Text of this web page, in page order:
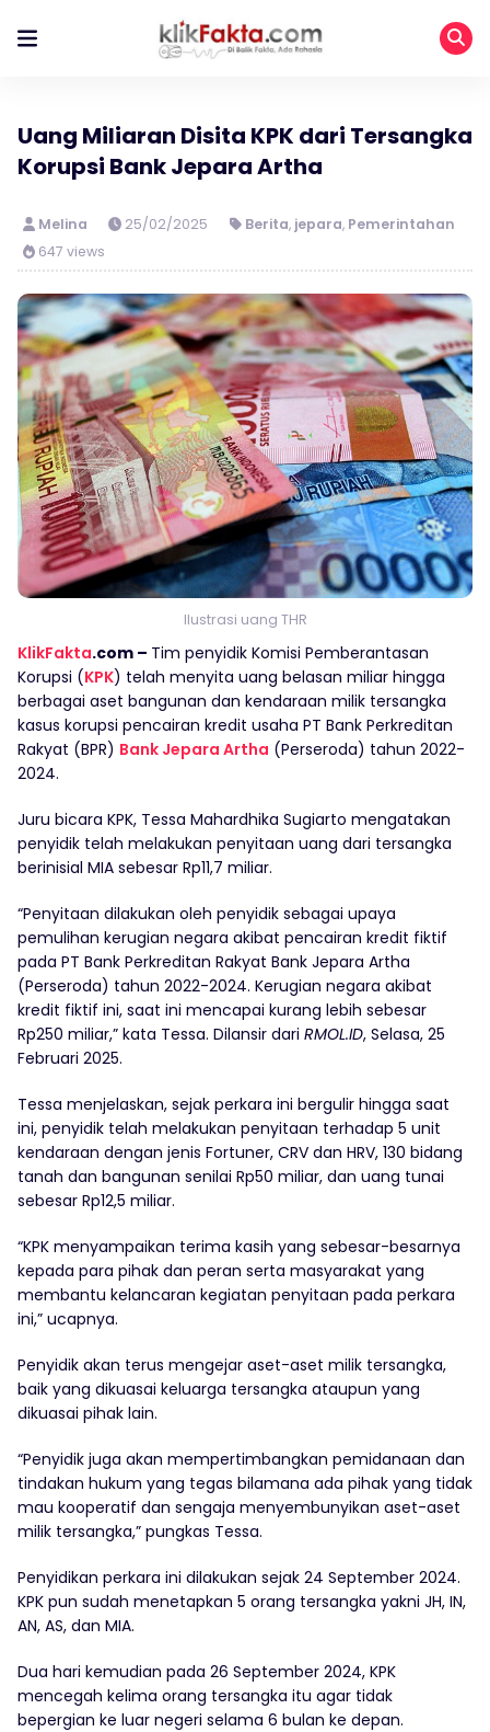
Uang Miliaran Disita KPK dari Tersangka
Korupsi Bank Jepara Artha
Melina 25/02/2025 Berita, jepara, Pemerintahan
647 views
Ilustrasi uang THR
KlikFakta.com – Tim penyidik Komisi Pemberantasan
Korupsi (KPK) telah menyita uang belasan miliar hingga
berbagai aset bangunan dan kendaraan milik tersangka
kasus korupsi pencairan kredit usaha PT Bank Perkreditan
Rakyat (BPR) Bank Jepara Artha (Perseroda) tahun 2022-
2024.
Juru bicara KPK, Tessa Mahardhika Sugiarto mengatakan
penyidik telah melakukan penyitaan uang dari tersangka
berinisial MIA sebesar Rp11,7 miliar.
“Penyitaan dilakukan oleh penyidik sebagai upaya
pemulihan kerugian negara akibat pencairan kredit fiktif
pada PT Bank Perkreditan Rakyat Bank Jepara Artha
(Perseroda) tahun 2022-2024. Kerugian negara akibat
kredit fiktif ini, saat ini mencapai kurang lebih sebesar
Rp250 miliar,” kata Tessa. Dilansir dari RMOL.ID, Selasa, 25
Februari 2025.
Tessa menjelaskan, sejak perkara ini bergulir hingga saat
ini, penyidik telah melakukan penyitaan terhadap 5 unit
kendaraan dengan jenis Fortuner, CRV dan HRV, 130 bidang
tanah dan bangunan senilai Rp50 miliar, dan uang tunai
sebesar Rp12,5 miliar.
“KPK menyampaikan terima kasih yang sebesar-besarnya
kepada para pihak dan peran serta masyarakat yang
membantu kelancaran kegiatan penyitaan pada perkara
ini,” ucapnya.
Penyidik akan terus mengejar aset-aset milik tersangka,
baik yang dikuasai keluarga tersangka ataupun yang
dikuasai pihak lain.
“Penyidik juga akan mempertimbangkan pemidanaan dan
tindakan hukum yang tegas bilamana ada pihak yang tidak
mau kooperatif dan sengaja menyembunyikan aset-aset
milik tersangka,” pungkas Tessa.
Penyidikan perkara ini dilakukan sejak 24 September 2024.
KPK pun sudah menetapkan 5 orang tersangka yakni JH, IN,
AN, AS, dan MIA.
Dua hari kemudian pada 26 September 2024, KPK
mencegah kelima orang tersangka itu agar tidak
bepergian ke luar negeri selama 6 bulan ke depan.